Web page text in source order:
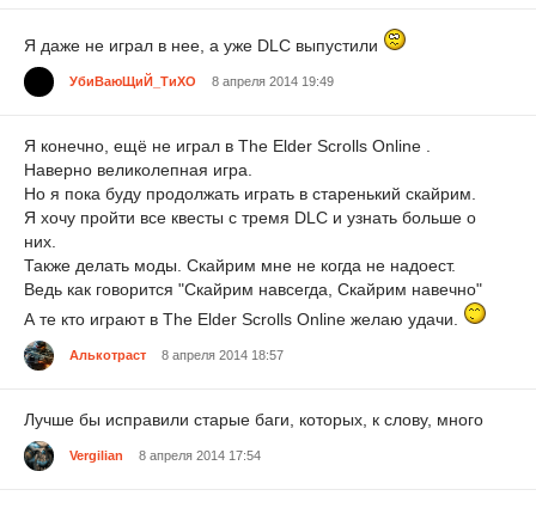
Я даже не играл в нее, а уже DLC выпустили
УбиВаюЩиЙ_ТиХО 8 апреля 2014 19:49
Я конечно, ещё не играл в The Elder Scrolls Online .
Наверно великолепная игра.
Но я пока буду продолжать играть в старенький скайрим.
Я хочу пройти все квесты с тремя DLC и узнать больше о
них.
Также делать моды. Скайрим мне не когда не надоест.
Ведь как говорится "Скайрим навсегда, Скайрим навечно"
А те кто играют в The Elder Scrolls Online желаю удачи.
Алькотраст 8 апреля 2014 18:57
Лучше бы исправили старые баги, которых, к слову, много
Vergilian 8 апреля 2014 17:54